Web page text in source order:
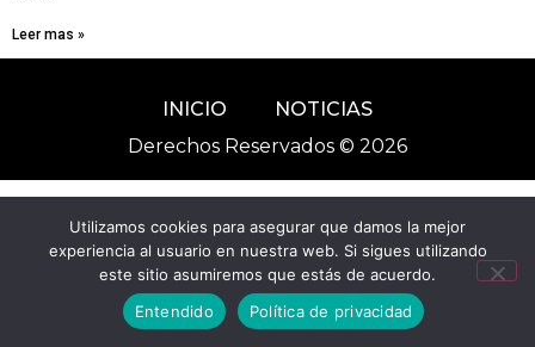
Leer mas »
INICIO
NOTICIAS
Derechos Reservados © 2026
Utilizamos cookies para asegurar que damos la mejor
experiencia al usuario en nuestra web. Si sigues utilizando
este sitio asumiremos que estás de acuerdo.
Entendido
Política de privacidad